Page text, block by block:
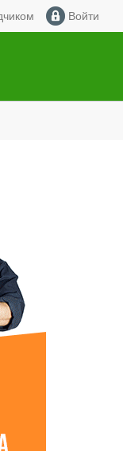
Войти